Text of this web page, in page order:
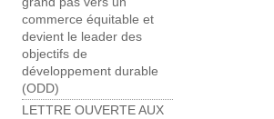
commerce équitable et
devient le leader des
objectifs de
développement durable
(ODD)
LETTRE OUVERTE AUX